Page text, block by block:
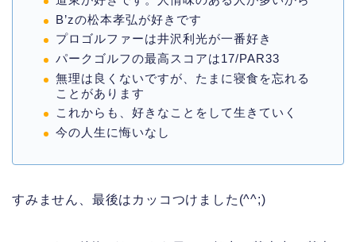
B’zの松本孝弘が好きです
プロゴルファーは井沢利光が一番好き
パークゴルフの最高スコアは17/PAR33
無理は良くないですが、たまに寝食を忘れる
ことがあります
これからも、好きなことをして生きていく
今の人生に悔いなし
すみません、最後はカッコつけました(^^;)